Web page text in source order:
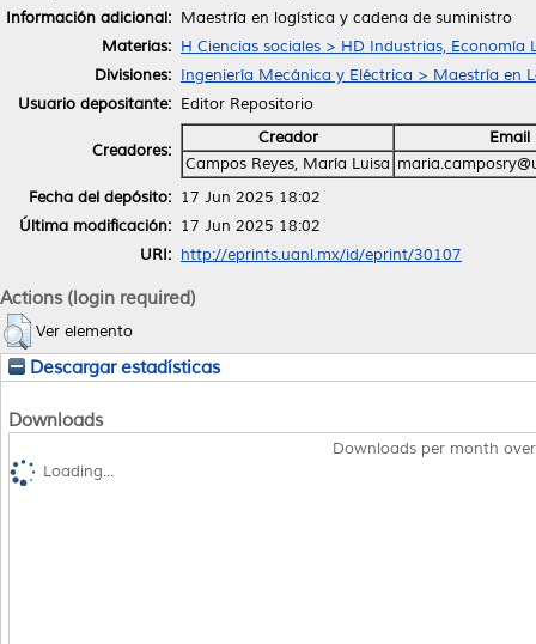
Información adicional: Maestría en logística y cadena de suministro
Materias: H Ciencias sociales > HD Industrias, Economía
Divisiones: Ingeniería Mecánica y Eléctrica > Maestría en
Usuario depositante: Editor Repositorio
Creadores:
Creador
Email
Campos Reyes, María Luisa
Fecha del depósito: 17 Jun 2025 18:02
Última modificación: 17 Jun 2025 18:02
URI: http://eprints.uanl.mx/id/eprint/30107
Actions (login required)
Ver elemento
Descargar estadísticas
Downloads
Downloads per month
Loading...